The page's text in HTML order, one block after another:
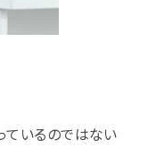
いるのではない